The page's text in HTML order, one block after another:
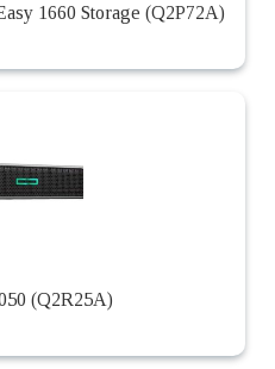
1660 Storage (Q2P72A)
(Q2R25A)